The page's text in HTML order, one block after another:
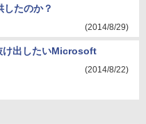
たのか？
(2014/8/29)
出したいMicrosoft
(2014/8/22)